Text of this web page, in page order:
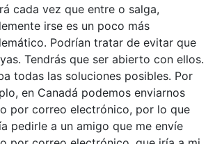
cada vez que entre o salga,
irse es un poco más
Podrían tratar de evitar que
Tendrás que ser abierto con ellos.
todas las soluciones posibles. Por
en Canadá podemos enviarnos
por correo electrónico, por lo que
pedirle a un amigo que me envíe